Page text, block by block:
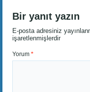
Bir yanıt yazın
E-posta adresiniz
işaretlenmişlerdir
Yorum*